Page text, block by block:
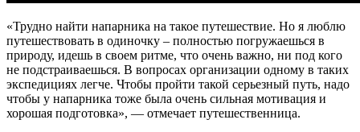
«Трудно найти напарника на такое путешествие. Но я люблю
путешествовать в одиночку – полностью погружаешься в
природу, идешь в своем ритме, что очень важно, ни под кого
не подстраиваешься. В вопросах организации одному в таких
экспедициях легче. Чтобы пройти такой серьезный путь, надо
чтобы у напарника тоже была очень сильная мотивация и
хорошая подготовка», — отмечает путешественница.